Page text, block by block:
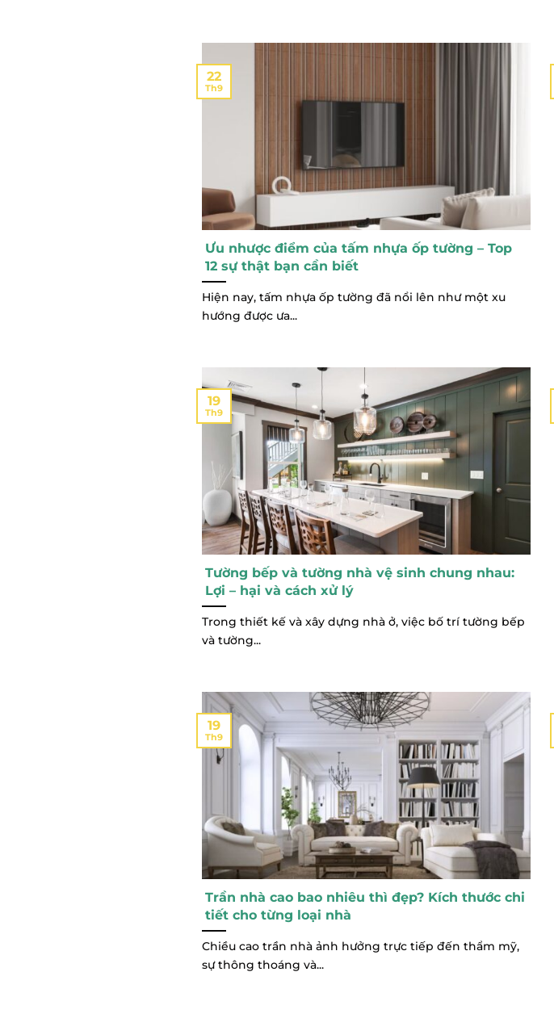
Ưu nhược điểm của tấm nhựa ốp tường – Top
12 sự thật bạn cần biết
Hiện nay, tấm nhựa ốp tường đã nổi lên như một xu
hướng được ưa...
22
Th9
Tường bếp và tường nhà vệ sinh chung nhau:
Lợi – hại và cách xử lý
Trong thiết kế và xây dựng nhà ở, việc bố trí tường bếp
và tường...
19
Th9
Trần nhà cao bao nhiêu thì đẹp? Kích thước chi
tiết cho từng loại nhà
Chiều cao trần nhà ảnh hưởng trực tiếp đến thẩm mỹ,
sự thông thoáng và...
19
Th9